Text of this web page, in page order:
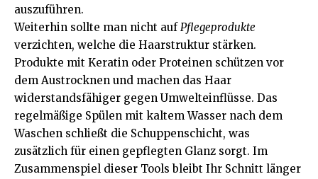
auszuführen.
Weiterhin sollte man nicht auf Pflegeprodukte
verzichten, welche die Haarstruktur stärken.
Produkte mit Keratin oder Proteinen schützen vor
dem Austrocknen und machen das Haar
widerstandsfähiger gegen Umwelteinflüsse. Das
regelmäßige Spülen mit kaltem Wasser nach dem
Waschen schließt die Schuppenschicht, was
zusätzlich für einen gepflegten Glanz sorgt. Im
Zusammenspiel dieser Tools bleibt Ihr Schnitt länger